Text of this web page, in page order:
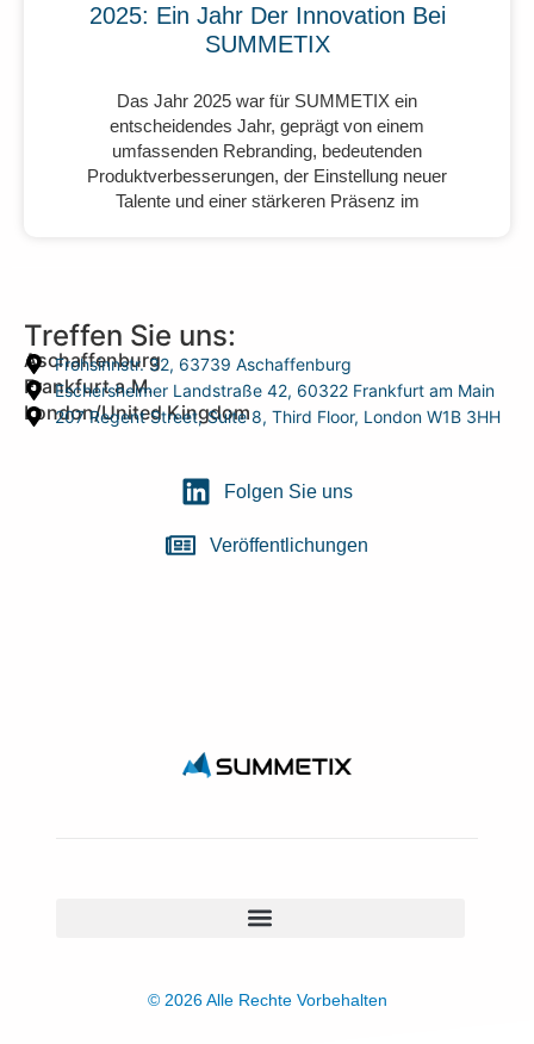
2025: Ein Jahr Der Innovation Bei
SUMMETIX
Das Jahr 2025 war für SUMMETIX ein
entscheidendes Jahr, geprägt von einem
umfassenden Rebranding, bedeutenden
Produktverbesserungen, der Einstellung neuer
Talente und einer stärkeren Präsenz im
Treffen Sie uns:
Aschaffenburg
Frohsinnstr. 32, 63739 Aschaffenburg
Frankfurt a.M.
Eschersheimer Landstraße 42, 60322 Frankfurt am Main
London/United Kingdom
207 Regent Street, Suite 8, Third Floor, London W1B 3HH
Folgen Sie uns
Veröffentlichungen
© 2026 Alle Rechte Vorbehalten